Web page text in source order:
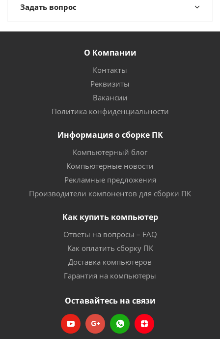
Задать вопрос
О Компании
Контакты
Реквизиты
Вакансии
Политика конфиденциальности
Информация о сборке ПК
Компьютерный блог
Компьютерные новости
Рекламные предложения
Производители компонентов для сборки ПК
Как купить компьютер
Ответы на вопросы – FAQ
Как оплатить сборку ПК
Доставка компьютеров
Гарантия на компьютеры
Оставайтесь на связи